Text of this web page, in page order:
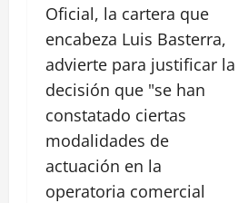
Oficial, la cartera que
encabeza Luis Basterra,
advierte para justificar la
decisión que "se han
constatado ciertas
modalidades de
actuación en la
operatoria comercial